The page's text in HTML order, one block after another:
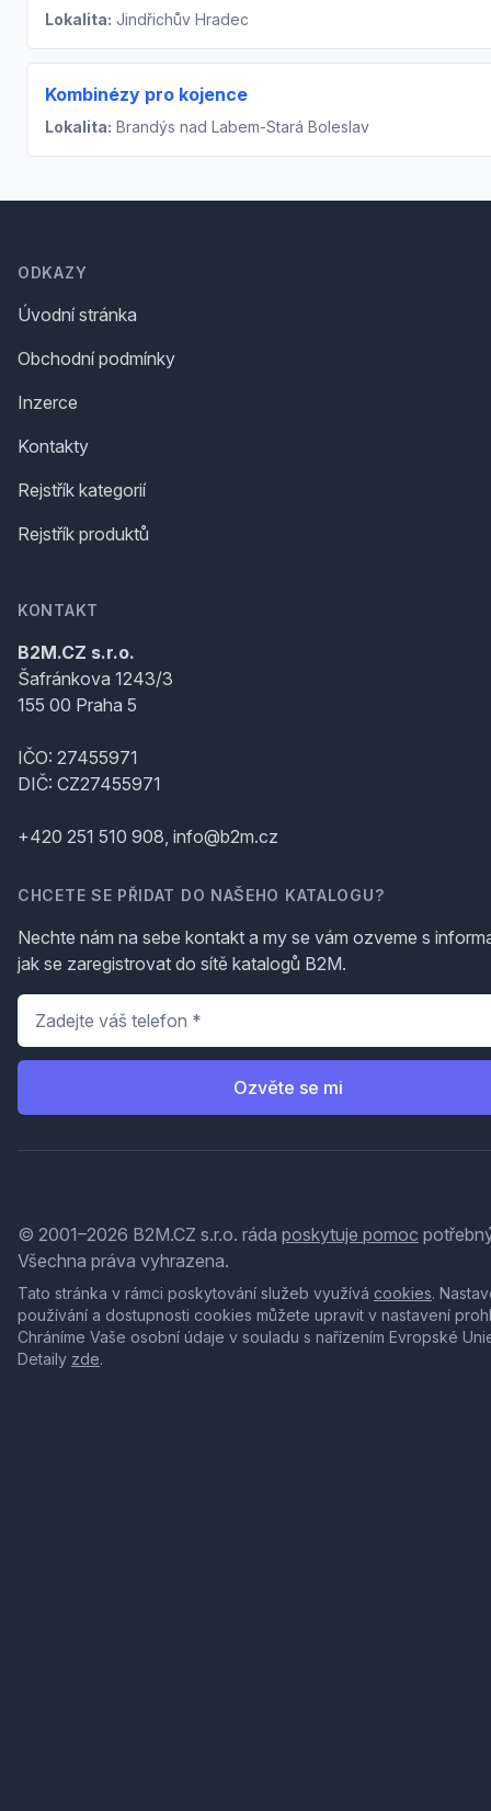
Lokalita: Jindřichův Hradec
Kombinézy pro kojence
Lokalita: Brandýs nad Labem-Stará Boleslav
ODKAZY
Úvodní stránka
Obchodní podmínky
Inzerce
Kontakty
Rejstřík kategorií
Rejstřík produktů
KONTAKT
B2M.CZ s.r.o.
Šafránkova 1243/3
155 00 Praha 5
IČO: 27455971
DIČ: CZ27455971
+420 251 510 908, info@b2m.cz
CHCETE SE PŘIDAT DO NAŠEHO KATALOGU?
Nechte nám na sebe kontakt a my se vám ozveme s
jak se zaregistrovat do sítě katalogů B2M.
Telefon
Ozvěte se mi
© 2001–2026 B2M.CZ s.r.o. ráda poskytuje pomoc
Všechna práva vyhrazena.
Tato stránka v rámci poskytování služeb využívá cookies.
používání a dostupnosti cookies můžete upravit v nastavení
Chráníme Vaše osobní údaje v souladu s nařízením Evropské
Detaily zde.